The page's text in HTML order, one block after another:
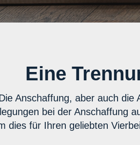
Eine
Anschaffung, aber auch
bei der Anschaffung
dies für Ihren geliebten